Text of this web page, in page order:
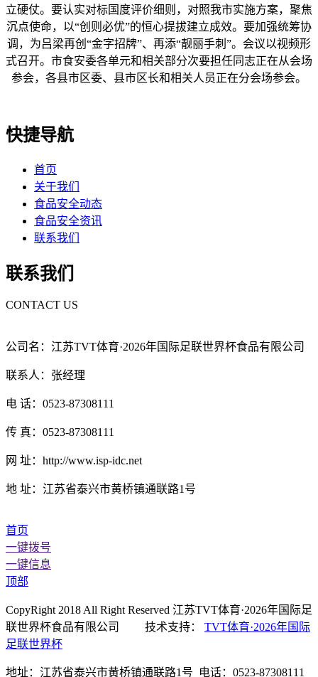
立硬仗。要认实对标国度评价细则，对照我市实施方案，聚焦
沉点使命，以“创则必优”的恒心提拔建立成效。要加强统筹协
调，为吕梁再创“金字招牌”、再添“靓丽手刺”。会议以视频形
式召开。市食安委各单元和相关部分次要担任同志正在从会场
参会，各县市区委、县市区长和相关人员正在分会场参会。
快捷导航
首页
关于我们
食品安全动态
食品安全资讯
联系我们
联系我们
CONTACT US
公司名：江苏TVT体育·2026年国际足联世界杯食品有限公司
联系人：张经理
电 话：0523-87308111
传 真：0523-87308111
网 址：http://www.isp-idc.net
地 址：江苏省泰兴市黄桥镇通联路1号
首页
一键拨号
一键信息
顶部
CopyRight 2018 All Right Reserved 江苏TVT体育·2026年国际足
联世界杯食品有限公司 技术支持： TVT体育·2026年国际
足联世界杯
地址：江苏省泰兴市黄桥镇通联路1号 电话：0523-87308111